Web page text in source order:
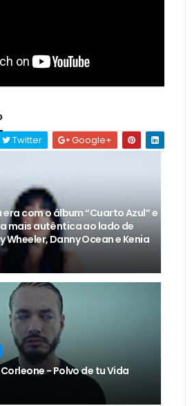
Twitter Google+
com o álbum “Cuarto Azul” e
mais autêntica ao lado de
Wheeler, Danny Ocean e Kenia
- Polvo de tu Vida